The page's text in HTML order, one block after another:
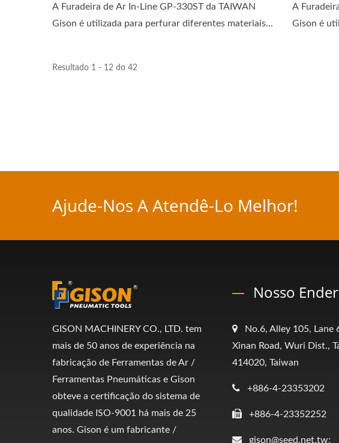
A Furadeira de Ar In-Line GP-330ST da TAIWAN
Gison é utilizada para perfurar diferentes materiais...
A
Gison é
Resultado 1 - 12 do 42
Ajude-Nos A Atendê-Lo Melhor!
GISON MACHINERY CO., LTD. tem
mais de 50 anos de experiência na
fabricação de Ferramentas de Ar /
Ferramentas Pneumáticas e Gison
obteve a certificação do sistema de
qualidade ISO-9001 há mais de 25
anos. Gison é um fabricante /
Nosso
No.6, Alley 105, Lane
Xinan Road, Wuri Dist.,
414020, Taiwan
+886-4-23353202
+886-4-23352252
gison@seed.net.tw;